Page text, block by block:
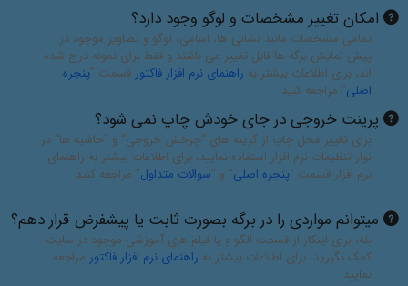
امکان تغییر مشخصات و لوگو وجود دارد؟
تمامی مشخصات مانند نشانی ها، اسامی، لوگو و تصاویر موجود در
پیش نمایش برگه ها قابل تغییر می باشند و فقط برای نمونه درج شده
اند، برای اطلاعات بیشتر به راهنمای نرم افزار فاکتور قسمت "پنجره
اصلی" مراجعه کنید
پرینت خروجی در جای خودش چاپ نمی شود؟
برای تغییر محل چاپ از گزینه های "چرخش خروجی" و "حاشیه ها" در
نوار تنظیمات نرم افزار استفاده نمایید، برای اطلاعات بیشتر به راهنمای
نرم افزار قسمت "پنجره اصلی" و "سوالات متداول" مراجعه کنید
میتوانم مواردی را در برگه بصورت ثابت یا پیشفرض قرار دهم؟
بله، برای اینکار از قسمت الگو و یا فیلم های آموزشی موجود در سایت
کمک بگیرید، برای اطلاعات بیشتر به راهنمای نرم افزار فاکتور مراجعه
نمایید